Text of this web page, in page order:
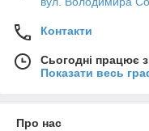
Контакти
Сьогодні працює
Показати весь
Про нас